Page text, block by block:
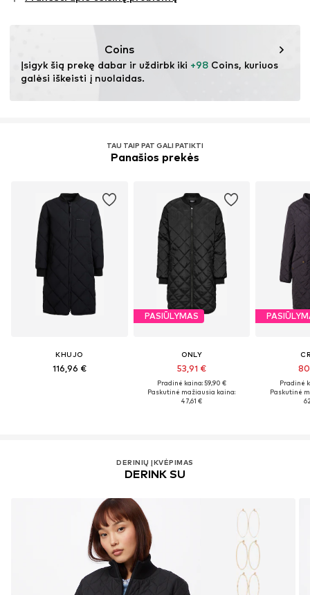
Coins
Įsigyk šią prekę dabar ir uždirbk iki +98 Coins, kuriuos
galėsi iškeisti į nuolaidas.
TAU TAIP PAT GALI PATIKTI
Panašios prekės
KHUJO
116,96 €
PASIŪLYMAS
ONLY
53,91 €
Pradinė kaina: 59,90 €
Paskutinė mažiausia kaina:
47,61 €
Pradinė
Paskutinė
DERINIŲ ĮKVĖPIMAS
DERINK SU